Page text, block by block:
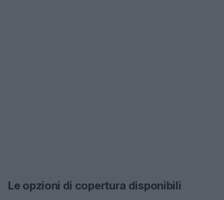
Le opzioni di copertura disponibili